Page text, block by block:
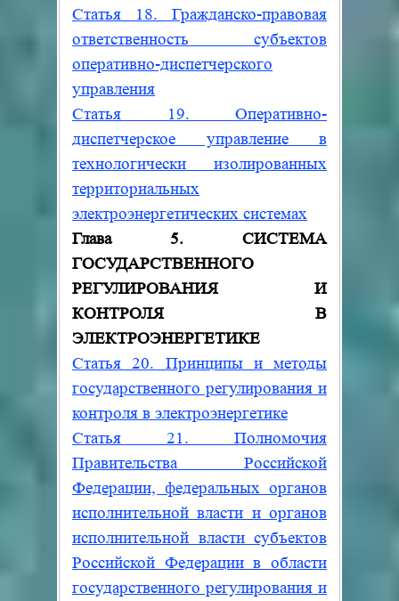
Статья 18. Гражданско-правовая
ответственность субъектов
оперативно-диспетчерского
управления
Статья 19. Оперативно-
диспетчерское управление в
технологически изолированных
территориальных
электроэнергетических системах
Глава 5. СИСТЕМА
ГОСУДАРСТВЕННОГО
РЕГУЛИРОВАНИЯ И
КОНТРОЛЯ В
ЭЛЕКТРОЭНЕРГЕТИКЕ
Статья 20. Принципы и методы
государственного регулирования и
контроля в электроэнергетике
Статья 21. Полномочия
Правительства Российской
Федерации, федеральных органов
исполнительной власти и органов
исполнительной власти субъектов
Российской Федерации в области
государственного регулирования и